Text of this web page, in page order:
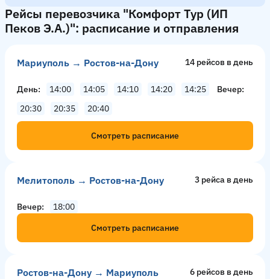
Рейсы перевозчика "Комфорт Тур (ИП
Пеков Э.А.)": расписание и отправления
Мариуполь → Ростов-на-Дону 14 рейсов в день
День 14:00 14:05 14:10 14:20 14:25
Вечер
20:30
20:35 20:40
Смотреть расписание
Мелитополь → Ростов-на-Дону 3 рейсa в день
Вечер
18:00
Смотреть расписание
Ростов-на-Дону → Мариуполь 6 рейсов в день